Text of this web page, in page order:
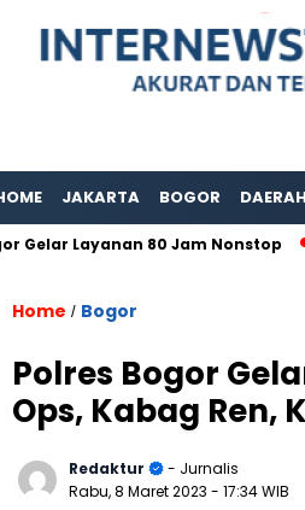
JAKARTA BOGOR DAERAH
80 Jam Nonstop Hari
Home / Bogor
Polres Bogor
Ops, Kabag Ren,
Redaktur
- Jurnalis
Rabu, 8 Maret 2023 - 17:34 WIB